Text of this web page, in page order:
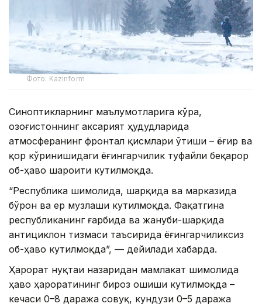
Фото: Kazinform
Синоптикларнинг маълумотларига кўра,
Қозоғистоннинг аксарият ҳудудларида
атмосферанинг фронтал қисмлари ўтиши – ёғир ва
қор кўринишидаги ёғингарчилик туфайли беқарор
об-ҳаво шароити кутилмоқда.
“Республика шимолида, шарқида ва марказида
бўрон ва ер музлаши кутилмоқда. Фақатгина
республиканинг ғарбида ва жануби-шарқида
антициклон тизмаси таъсирида ёғингарчиликсиз
об-ҳаво кутилмоқда”, — дейилади хабарда.
Ҳарорат нуқтаи назаридан мамлакат шимолида
ҳаво ҳароратининг бироз ошиши кутилмоқда –
кечаси 0–8 даража совуқ, кундузи 0–5 даража